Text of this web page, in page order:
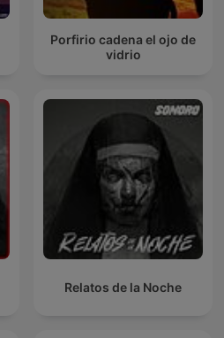
Porfirio cadena el ojo de
vidrio
Relatos de la Noche